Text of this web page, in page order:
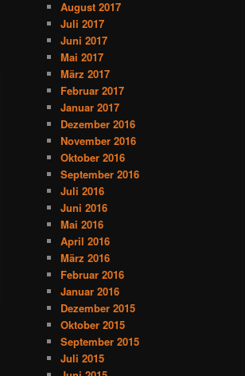
August 2017
Juli 2017
Juni 2017
Mai 2017
März 2017
Februar 2017
Januar 2017
Dezember 2016
November 2016
Oktober 2016
September 2016
Juli 2016
Juni 2016
Mai 2016
April 2016
März 2016
Februar 2016
Januar 2016
Dezember 2015
Oktober 2015
September 2015
Juli 2015